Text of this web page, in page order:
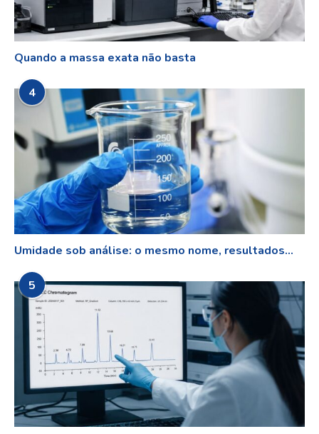
Quando a massa exata não basta
4
Umidade sob análise: o mesmo nome, resultados...
5